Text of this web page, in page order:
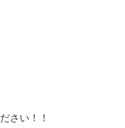
さい！！